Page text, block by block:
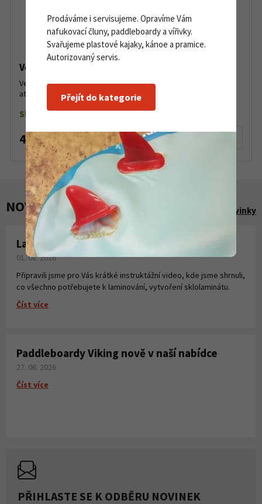
Ventil Boston set
Ventil pro nafukovací PVC čluny a tahadla Sevylor, Intex,
atd.Balení: pár...
Skladem do 5 párů
450 Kč
NOVINKY A AKCE Zobrazit všechny novinky
Laminování pryskyřicí a tkaninou
01. 08. 2026
Připravili jsme pro Vás krátké instruktážní video, kde jsme shrnuli,
co všechno potřebujete k laminování, vytvoření sklolaminátu.
Číst více
Paddleboardy Viking nově v naší nabídce
27. 06. 2026
Číst více
PŘIHLASTE SE K ODBĚRU NOVINEK
Prodáváme i servisujeme. Opravíme Vám
nafukovací čluny, paddleboardy a vířivky.
Svařujeme plastové kajaky, kánoe a pramice.
Autorizovaný servis.
Přejít do kategorie